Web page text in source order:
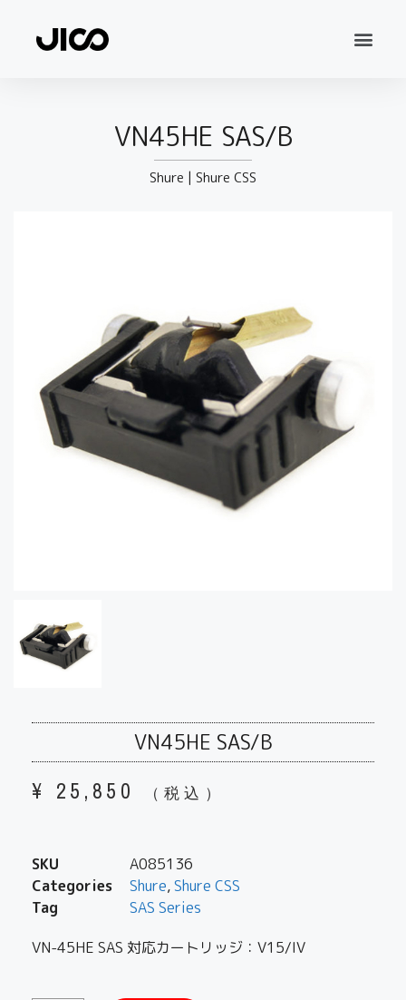
VN45HE SAS/B
Shure | Shure CSS
VN45HE SAS/B
¥ 25,850 （税込）
SKU
A085136
Categories
Shure,Shure CSS
Tag
SAS Series
VN-45HE SAS 対応カートリッジ：V15/IV